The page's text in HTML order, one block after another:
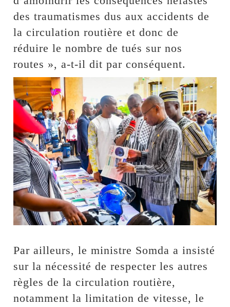
des traumatismes dus aux accidents de
la circulation routière et donc de
réduire le nombre de tués sur nos
routes », a-t-il dit par conséquent.
Par ailleurs, le ministre Somda a insisté
sur la nécessité de respecter les autres
règles de la circulation routière,
notamment la limitation de vitesse, le